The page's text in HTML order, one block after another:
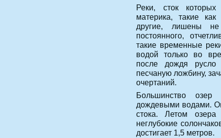
Реки, сток
материка, такие
другие, лишены
постоянного,
такие временные
водой только во
после дождя
песчаную ложбину,
очертаний.
Большинство
дождевыми водами.
стока. Летом
неглубокие
достигает 1,5 метров.